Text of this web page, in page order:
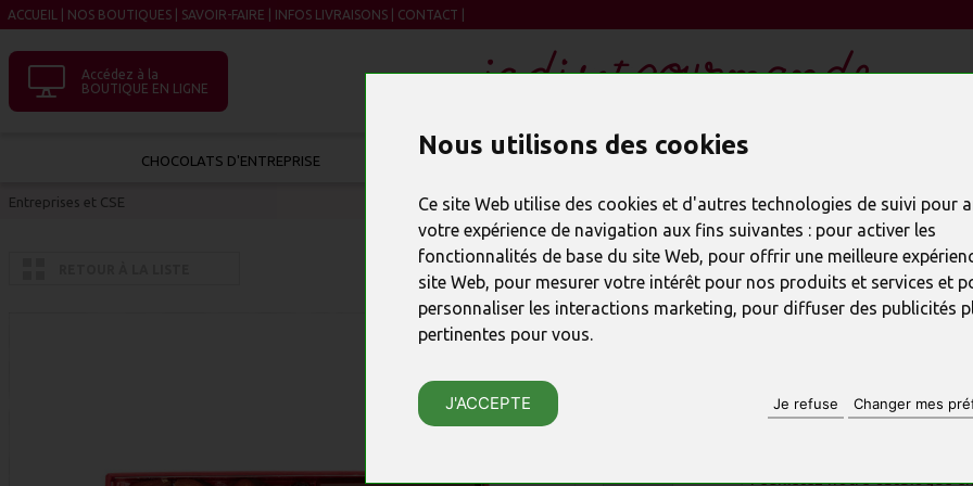
Nous utilisons des cookies
Ce site Web utilise des cookies et d'autres technologies de suivi pour
votre expérience de navigation aux fins suivantes : pour activer les
fonctionnalités de base du site Web, pour offrir une meilleure
site Web, pour mesurer votre intérêt pour nos produits et services et
personnaliser les interactions marketing, pour diffuser des publicités
pertinentes pour vous.
J'ACCEPTE Je refuse Changer mes
ACCUEIL NOS BOUTIQUES| SAVOIR-FAIRE INFOS LIVRAISONS| CONTACT
Accédez à la
BOUTIQUE EN LIGNE
CHOCOLATS D'ENTREPRISE
Entreprises et CSE
PRODUIT PRÉCÉDENT
Boite 1509
♦Feuilletez notre catalogue